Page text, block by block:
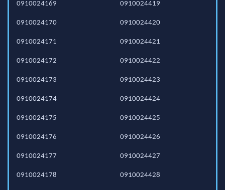
0910024169
0910024170
0910024171
0910024172
0910024173
0910024174
0910024175
0910024176
0910024177
0910024178
0910024419
0910024420
0910024421
0910024422
0910024423
0910024424
0910024425
0910024426
0910024427
0910024428